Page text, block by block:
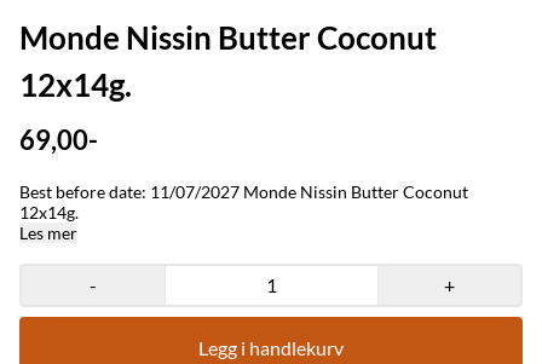
Monde Nissin Butter Coconut
12x14g.
69,00-
Best before date: 11/07/2027 Monde Nissin Butter Coconut
12x14g.
Les mer
- +
Legg i handlekurv